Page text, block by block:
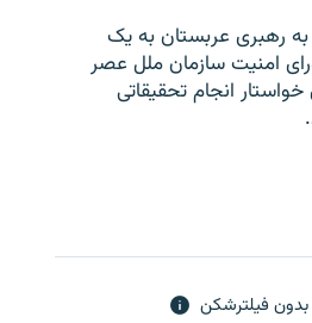
رهبری عربستان به یک
امنیت سازمان ملل عصر
انجام تحقیقاتی
فیلترشکن